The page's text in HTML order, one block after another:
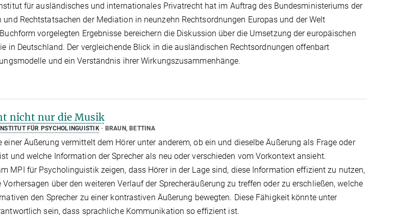
für ausländisches und internationales Privatrecht hat im Auftrag des Bundesministeriums der
und Rechtstatsachen der Mediation in neunzehn Rechtsordnungen Europas und der Welt
vorgelegten Ergebnisse bereichern die Diskussion über die Umsetzung der europäischen
in Deutschland. Der vergleichende Blick in die ausländischen Rechtsordnungen offenbart
und ein Verständnis ihrer Wirkungszusammenhänge.
nicht nur die Musik
FÜR PSYCHOLINGUISTIK BRAUN, BETTINA
einer Äußerung vermittelt dem Hörer unter anderem, ob ein und dieselbe Äußerung als Frage oder
und welche Information der Sprecher als neu oder verschieden vom Vorkontext ansieht.
MPI für Psycholinguistik zeigen, dass Hörer in der Lage sind, diese Information effizient zu nutzen,
über den weiteren Verlauf der Sprecheräußerung zu treffen oder zu erschließen, welche
den Sprecher zu einer kontrastiven Äußerung bewegten. Diese Fähigkeit könnte unter
sein, dass sprachliche Kommunikation so effizient ist.